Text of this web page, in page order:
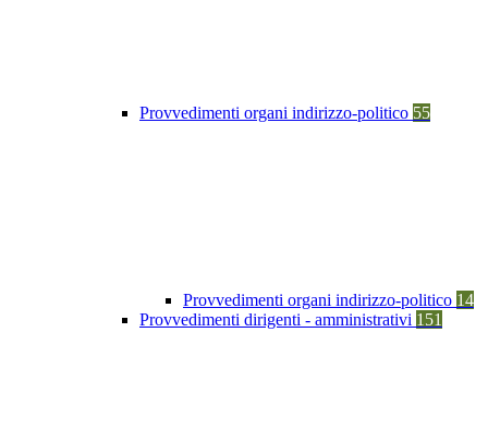
Provvedimenti organi indirizzo-politico 55
Provvedimenti organi indirizzo-politico 14
Provvedimenti dirigenti - amministrativi 151